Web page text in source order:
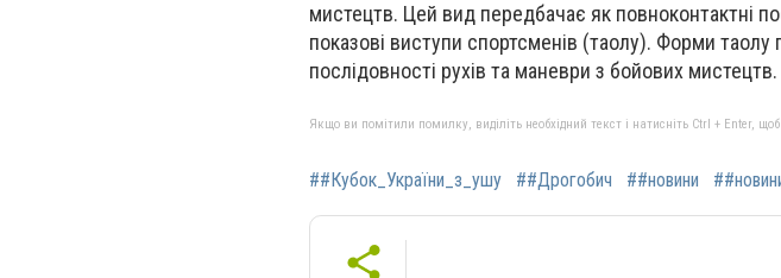
мистецтв. Цей вид передбачає як повноконтактні
показові виступи спортсменів (таолу). Форми таолу
послідовності рухів та маневри з бойових мистецтв.
Якщо ви помітили помилку, виділіть необхідний текст і натисніть Ctrl + Enter,
##Кубок_України_з_ушу ##Дрогобич ##новини